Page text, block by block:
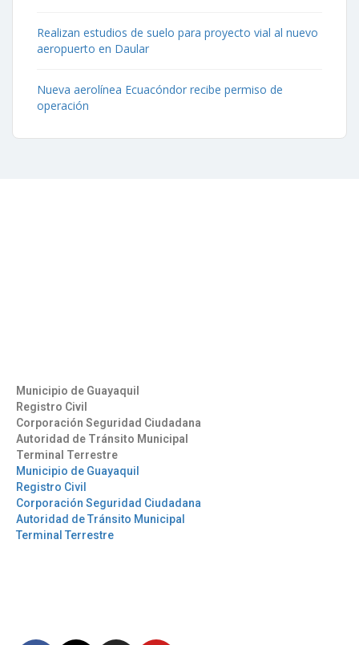
Realizan estudios de suelo para proyecto vial al nuevo
aeropuerto en Daular
Nueva aerolínea Ecuacóndor recibe permiso de
operación
Municipio de Guayaquil
Registro Civil
Corporación Seguridad Ciudadana
Autoridad de Tránsito Municipal
Terminal Terrestre
Municipio de Guayaquil
Registro Civil
Corporación Seguridad Ciudadana
Autoridad de Tránsito Municipal
Terminal Terrestre